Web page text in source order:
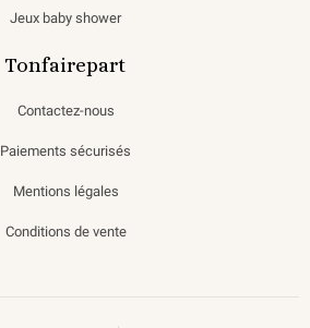
Jeux baby shower
Tonfairepart
Contactez-nous
Paiements sécurisés
Mentions légales
Conditions de vente